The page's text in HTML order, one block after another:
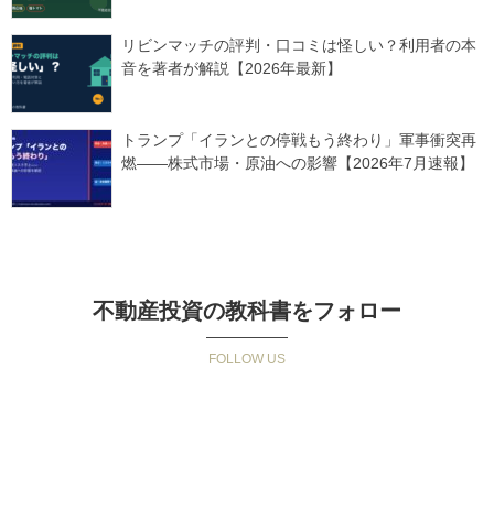
リビンマッチの評判・口コミは怪しい？利用者の本
音を著者が解説【2026年最新】
トランプ「イランとの停戦もう終わり」軍事衝突再
燃——株式市場・原油への影響【2026年7月速報】
不動産投資の教科書をフォロー